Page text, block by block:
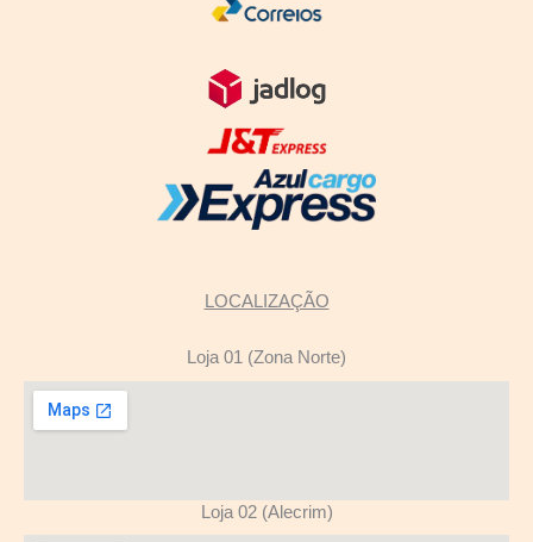
LOCALIZAÇÃO
Loja 01 (Zona Norte)
Loja 02 (Alecrim)